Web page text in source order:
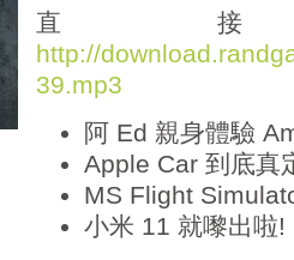
i
o
P
l
直
http://
39.mp3
阿 Ed 親身體驗
Apple Car 到底真
MS Flight
小米 11 就嚟出啦!